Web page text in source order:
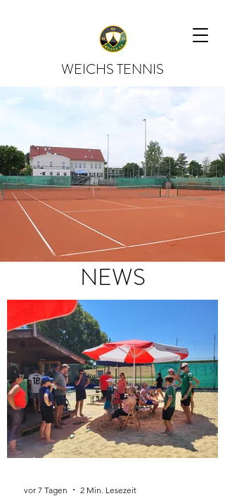
WEICHS TENNIS
NEWS
vor 7 Tagen 2 Min. Lesezeit